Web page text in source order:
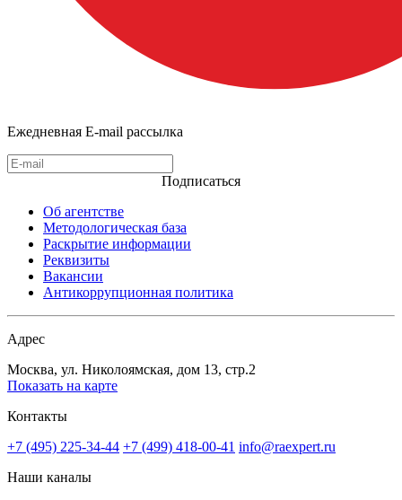
Ежедневная E-mail рассылка
Подписаться
Об агентстве
Методологическая база
Раскрытие информации
Реквизиты
Вакансии
Антикоррупционная политика
Адрес
Москва, ул. Николоямская, дом 13, стр.2
Показать на карте
Контакты
+7 (495) 225-34-44 +7 (499) 418-00-41 info@raexpert.ru
Наши каналы